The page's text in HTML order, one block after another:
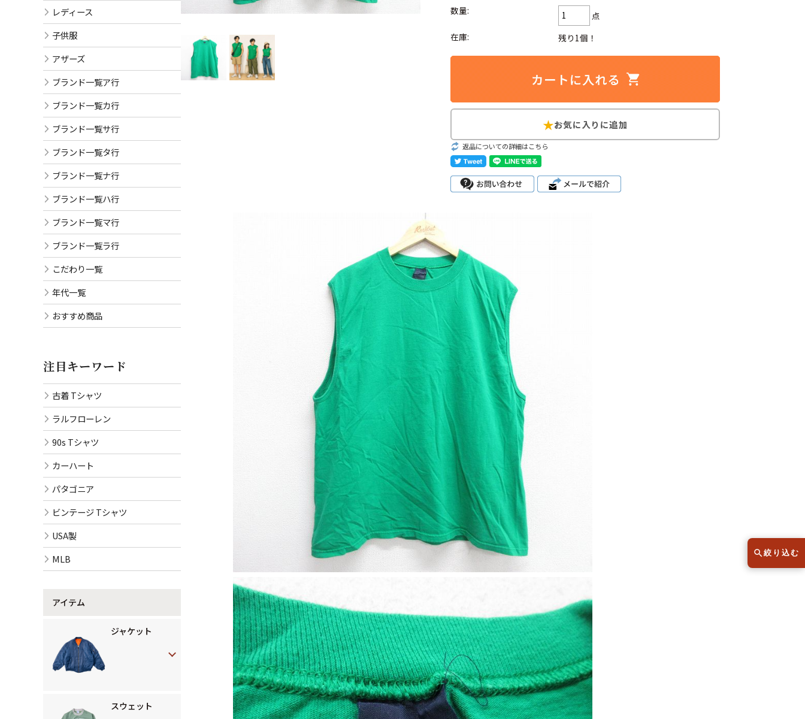
5 大きいサイズ
8
ブランドから探す
ザ・ノース・フェイス
チャンピオン
カーハート
リーバイス
カ行
ハ行
マ行
Search by Itemアイテムから探す
ジャケット
パンツ
雑貨/小物
Search by Sizeサイズから探す（メンズ）
ジャケット XS S M
スウェット XS S
数量:
点
在庫:
残り1個！
返品についての詳細はこちら
レディース
子供服
アザーズ
ブランド一覧ア行
ブランド一覧カ行
ブランド一覧サ行
ブランド一覧タ行
ブランド一覧ナ行
ブランド一覧ハ行
ブランド一覧マ行
ブランド一覧ラ行
こだわり一覧
年代一覧
おすすめ商品
注目キーワード
古着 Tシャツ
ラルフローレン
90s Tシャツ
カーハート
パタゴニア
ビンテージ Tシャツ
USA製
MLB
アイテム
ジャケット
スウェット
絞り込む